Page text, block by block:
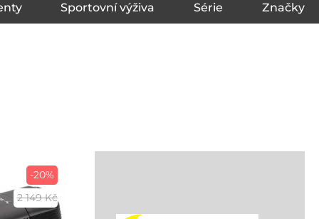
Sportovní výživa Série Značky
-20%
2 149 Kč